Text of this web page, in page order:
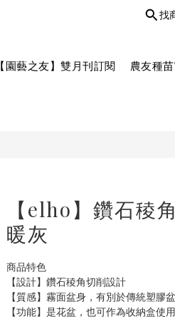
找
【園藝之友】雙月刊訂閱 農友種
【elho】鑽石稜
暖灰
商品特色
【設計】鑽石稜角切削設計
【質感】霧面盆身，有別於傳統塑膠盆
【功能】是花盆，也可作為收納盒使用